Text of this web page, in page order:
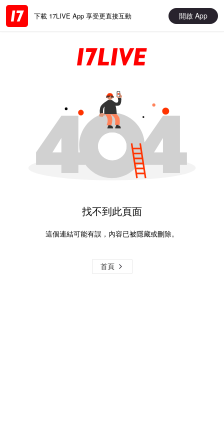
下載 17LIVE App 享受更直接互動 開啟 App
找不到此頁面
這個連結可能有誤，內容已被隱藏或刪除。
首頁